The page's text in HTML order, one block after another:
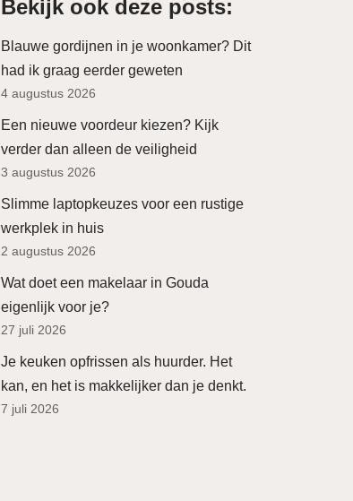
Bekijk ook deze posts:
Blauwe gordijnen in je woonkamer? Dit
had ik graag eerder geweten
4 augustus 2026
Een nieuwe voordeur kiezen? Kijk
verder dan alleen de veiligheid
3 augustus 2026
Slimme laptopkeuzes voor een rustige
werkplek in huis
2 augustus 2026
Wat doet een makelaar in Gouda
eigenlijk voor je?
27 juli 2026
Je keuken opfrissen als huurder. Het
kan, en het is makkelijker dan je denkt.
7 juli 2026